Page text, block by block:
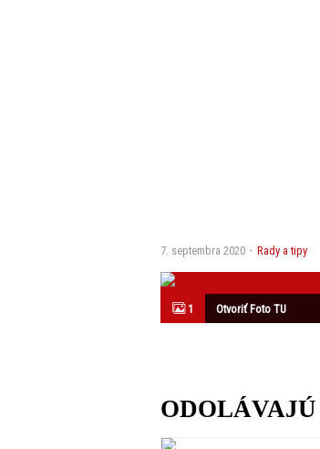
7. septembra 2020 Rady a tipy
1 Otvoriť Foto TU